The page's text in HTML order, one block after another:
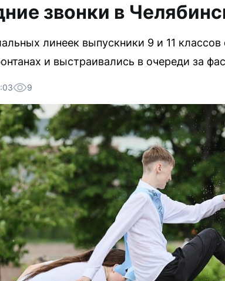
звонки в
линеек выпускники 9 и 11
и выстраивались в очереди за
9